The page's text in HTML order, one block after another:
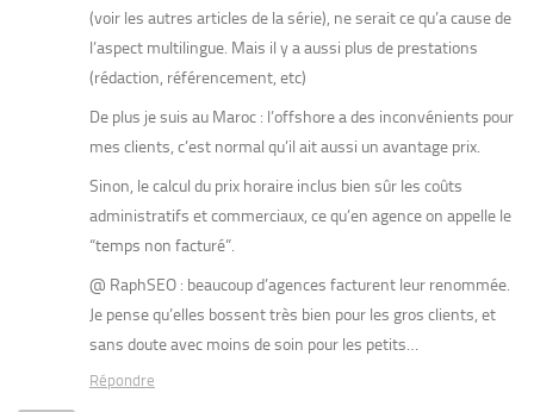
(voir les autres articles de la série), ne serait ce qu’a cause de
l’aspect multilingue. Mais il y a aussi plus de prestations
(rédaction, référencement, etc)
De plus je suis au Maroc : l’offshore a des inconvénients pour
mes clients, c’est normal qu’il ait aussi un avantage prix.
Sinon, le calcul du prix horaire inclus bien sûr les coûts
administratifs et commerciaux, ce qu’en agence on appelle le
“temps non facturé”.
@ RaphSEO : beaucoup d’agences facturent leur renommée.
Je pense qu’elles bossent très bien pour les gros clients, et
sans doute avec moins de soin pour les petits…
Répondre